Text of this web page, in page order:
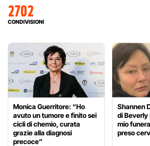
2702
CONDIVISIONI
Monica Guerritore: “Ho
avuto un tumore e finito sei
cicli di chemio, curata
grazie alla diagnosi
precoce”
Shannen
di Beverly
mio
preso